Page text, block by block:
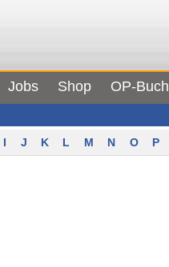
Jobs Shop OP-Buch
I J K L M N O P